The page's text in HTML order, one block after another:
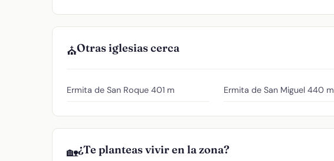
⛪Otras iglesias cerca
Ermita de San Roque 401 m Ermita de San Miguel 440 m
🏡¿Te planteas vivir en la zona?